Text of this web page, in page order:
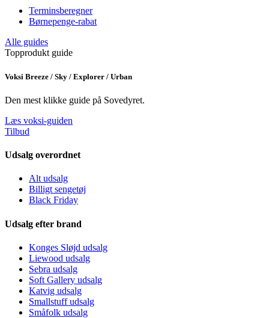
Terminsberegner
Børnepenge-rabat
Alle guides
Topprodukt guide
Voksi Breeze / Sky / Explorer / Urban
Den mest klikke guide på Sovedyret.
Læs voksi-guiden
Tilbud
Udsalg overordnet
Alt udsalg
Billigt sengetøj
Black Friday
Udsalg efter brand
Konges Sløjd udsalg
Liewood udsalg
Sebra udsalg
Soft Gallery udsalg
Katvig udsalg
Smallstuff udsalg
Småfolk udsalg